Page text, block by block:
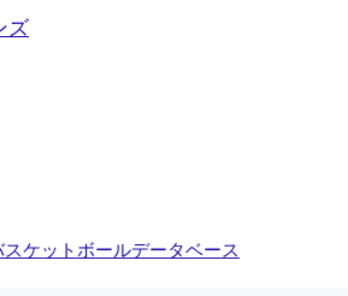
ズ
スケットボールデータベース